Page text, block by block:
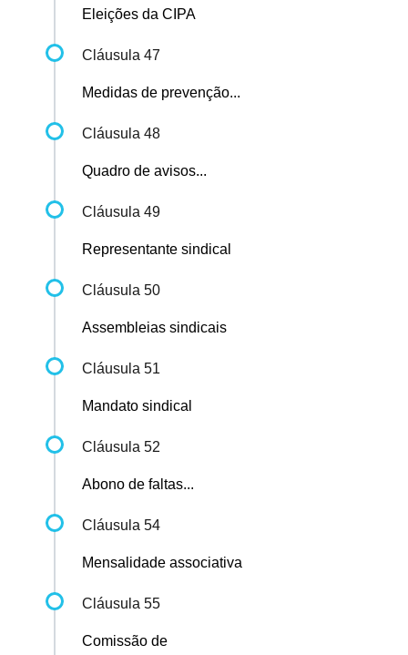
Eleições da CIPA
Cláusula 47
Medidas de prevenção...
Cláusula 48
Quadro de avisos...
Cláusula 49
Representante sindical
Cláusula 50
Assembleias sindicais
Cláusula 51
Mandato sindical
Cláusula 52
Abono de faltas...
Cláusula 54
Mensalidade associativa
Cláusula 55
Comissão de